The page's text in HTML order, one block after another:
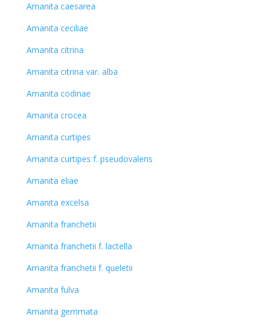
Amanita caesarea
Amanita ceciliae
Amanita citrina
Amanita citrina var. alba
Amanita codinae
Amanita crocea
Amanita curtipes
Amanita curtipes f. pseudovalens
Amanita eliae
Amanita excelsa
Amanita franchetii
Amanita franchetii f. lactella
Amanita franchetii f. queletii
Amanita fulva
Amanita gemmata